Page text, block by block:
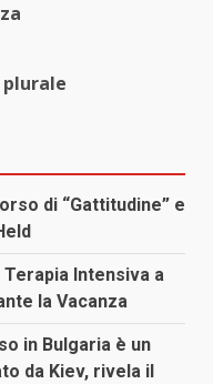
di “Gattitudine” e
Intensiva a
la Vacanza
in Bulgaria è un
da Kiev, rivela il